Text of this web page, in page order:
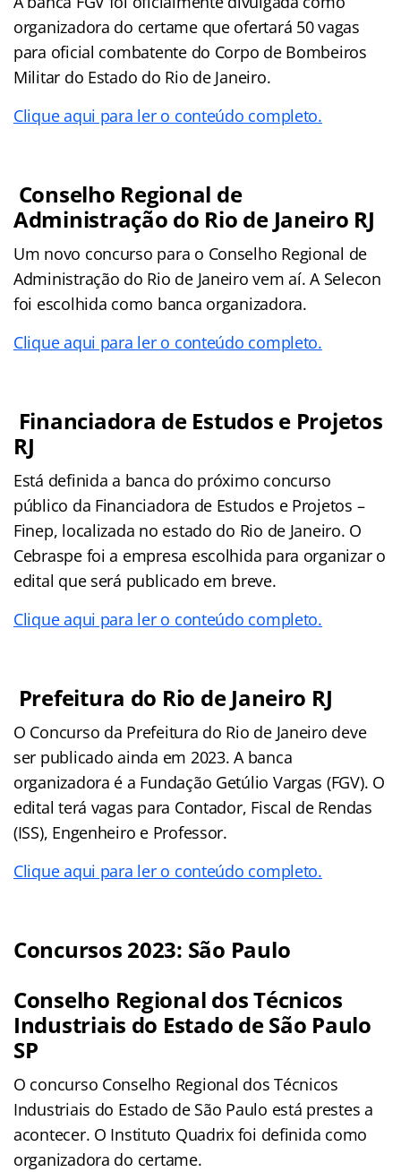
organizadora do certame que ofertará 50 vagas
para oficial combatente do Corpo de Bombeiros
Militar do Estado do Rio de Janeiro.
Clique aqui para ler o conteúdo completo.
Conselho Regional de
Administração do Rio de Janeiro RJ
Um novo concurso para o Conselho Regional de
Administração do Rio de Janeiro vem aí. A Selecon
foi escolhida como banca organizadora.
Clique aqui para ler o conteúdo completo.
Financiadora de Estudos e Projetos
RJ
Está definida a banca do próximo concurso
público da Financiadora de Estudos e Projetos –
Finep, localizada no estado do Rio de Janeiro. O
Cebraspe foi a empresa escolhida para organizar o
edital que será publicado em breve.
Clique aqui para ler o conteúdo completo.
Prefeitura do Rio de Janeiro RJ
O Concurso da Prefeitura do Rio de Janeiro deve
ser publicado ainda em 2023. A banca
organizadora é a Fundação Getúlio Vargas (FGV). O
edital terá vagas para Contador, Fiscal de Rendas
(ISS), Engenheiro e Professor.
Clique aqui para ler o conteúdo completo.
Concursos 2023: São Paulo
Conselho Regional dos Técnicos
Industriais do Estado de São Paulo
SP
O concurso Conselho Regional dos Técnicos
Industriais do Estado de São Paulo está prestes a
acontecer. O Instituto Quadrix foi definida como
organizadora do certame.